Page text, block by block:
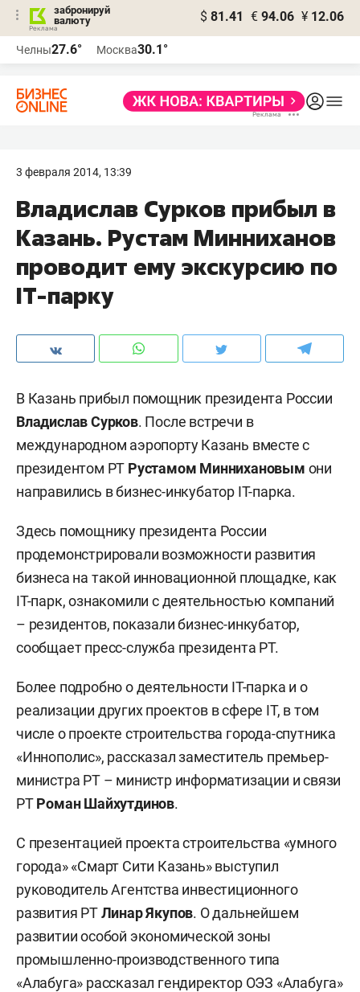
забронируй
валюту
$ 81.41 € 94.06 ¥ 12.06
Челны27.6° Москва30.1°
3 февраля 2014, 13:39
Владислав Сурков прибыл в
Казань. Рустам Минниханов
проводит ему экскурсию по
IT-парку
В Казань прибыл помощник президента России
Владислав Сурков. После встречи в
международном аэропорту Казань вместе с
президентом РТ Рустамом Миннихановым они
направились в бизнес-инкубатор IT-парка.
Здесь помощнику президента России
продемонстрировали возможности развития
бизнеса на такой инновационной площадке, как
IТ-парк, ознакомили с деятельностью компаний
– резидентов, показали бизнес-инкубатор,
сообщает пресс-служба президента РТ.
Более подробно о деятельности IТ-парка и о
реализации других проектов в сфере IТ, в том
числе о проекте строительства города-спутника
«Иннополис», рассказал заместитель премьер-
министра РТ – министр информатизации и связи
РТРоман Шайхутдинов.
С презентацией проекта строительства «умного
города» «Смарт Сити Казань» выступил
руководитель Агентства инвестиционного
развития РТЛинар Якупов. О дальнейшем
развитии особой экономической зоны
промышленно-производственного типа
«Алабуга» рассказал гендиректор ОЭЗ «Алабуга»